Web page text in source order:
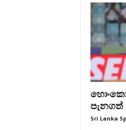
පැනගත්
Sri Lanka